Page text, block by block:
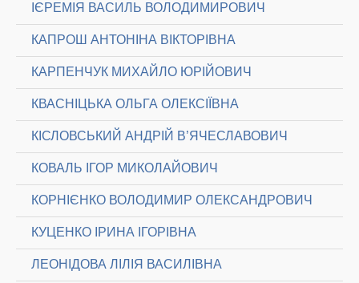
ІЄРЕМІЯ ВАСИЛЬ ВОЛОДИМИРОВИЧ
КАПРОШ АНТОНІНА ВІКТОРІВНА
КАРПЕНЧУК МИХАЙЛО ЮРІЙОВИЧ
КВАСНІЦЬКА ОЛЬГА ОЛЕКСІЇВНА
КІСЛОВСЬКИЙ АНДРІЙ В’ЯЧЕСЛАВОВИЧ
КОВАЛЬ ІГОР МИКОЛАЙОВИЧ
КОРНІЄНКО ВОЛОДИМИР ОЛЕКСАНДРОВИЧ
КУЦЕНКО ІРИНА ІГОРІВНА
ЛЕОНІДОВА ЛІЛІЯ ВАСИЛІВНА